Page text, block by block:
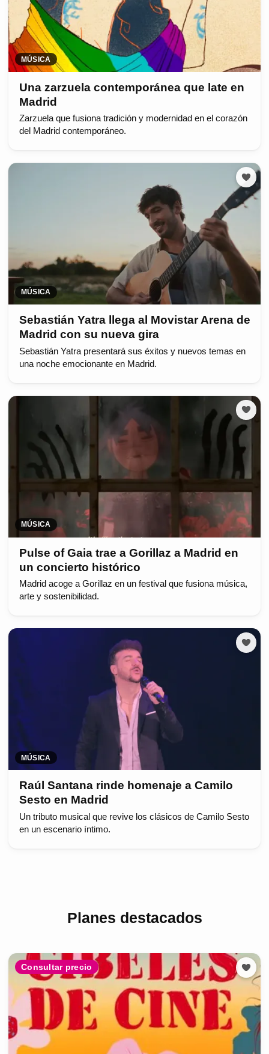
MÚSICA
Una zarzuela contemporánea que late en
Madrid
Zarzuela que fusiona tradición y modernidad en el corazón
del Madrid contemporáneo.
MÚSICA
Sebastián Yatra llega al Movistar Arena de
Madrid con su nueva gira
Sebastián Yatra presentará sus éxitos y nuevos temas en
una noche emocionante en Madrid.
MÚSICA
Pulse of Gaia trae a Gorillaz a Madrid en
un concierto histórico
Madrid acoge a Gorillaz en un festival que fusiona música,
arte y sostenibilidad.
MÚSICA
Raúl Santana rinde homenaje a Camilo
Sesto en Madrid
Un tributo musical que revive los clásicos de Camilo Sesto
en un escenario íntimo.
Planes destacados
Consultar precio